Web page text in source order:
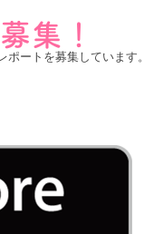
ートを募集しています。